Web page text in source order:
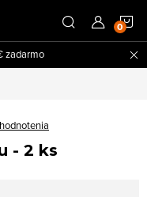
zadarmo
- 2 ks